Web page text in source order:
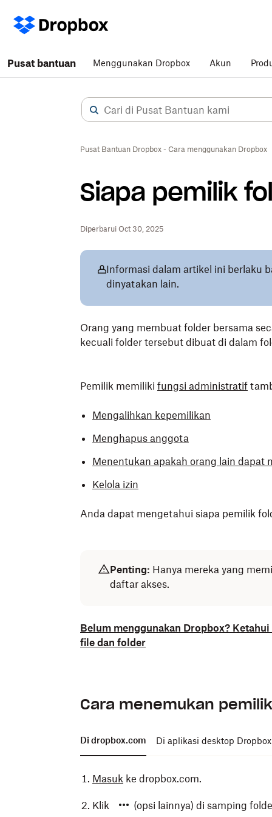
Pusat bantuan Menggunakan Dropbox Akun
Pusat Bantuan Dropbox - Cara menggunakan Dropbox
Siapa pemilik
Diperbarui Oct 30, 2025
Informasi dalam artikel ini berlaku
dinyatakan lain.
Orang yang membuat folder bersama
kecuali folder tersebut dibuat di dalam
Pemilik memiliki fungsi administratif
Mengalihkan kepemilikan
Menghapus anggota
Menentukan apakah orang lain dapat
Kelola izin
Anda dapat mengetahui siapa pemilik
Penting: Hanya mereka yang
daftar akses.
Belum menggunakan Dropbox?
file dan folder
Cara menemukan
Di dropbox.com Di aplikasi desktop Dropbox
Masuk ke dropbox.com.
Klik
(opsi lainnya) di samping